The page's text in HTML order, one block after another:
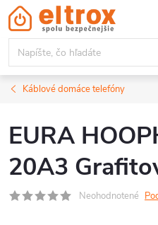
Prejsť
na
obsah
Káblové domáce telefóny
EURA
20A3
Neohodnotené